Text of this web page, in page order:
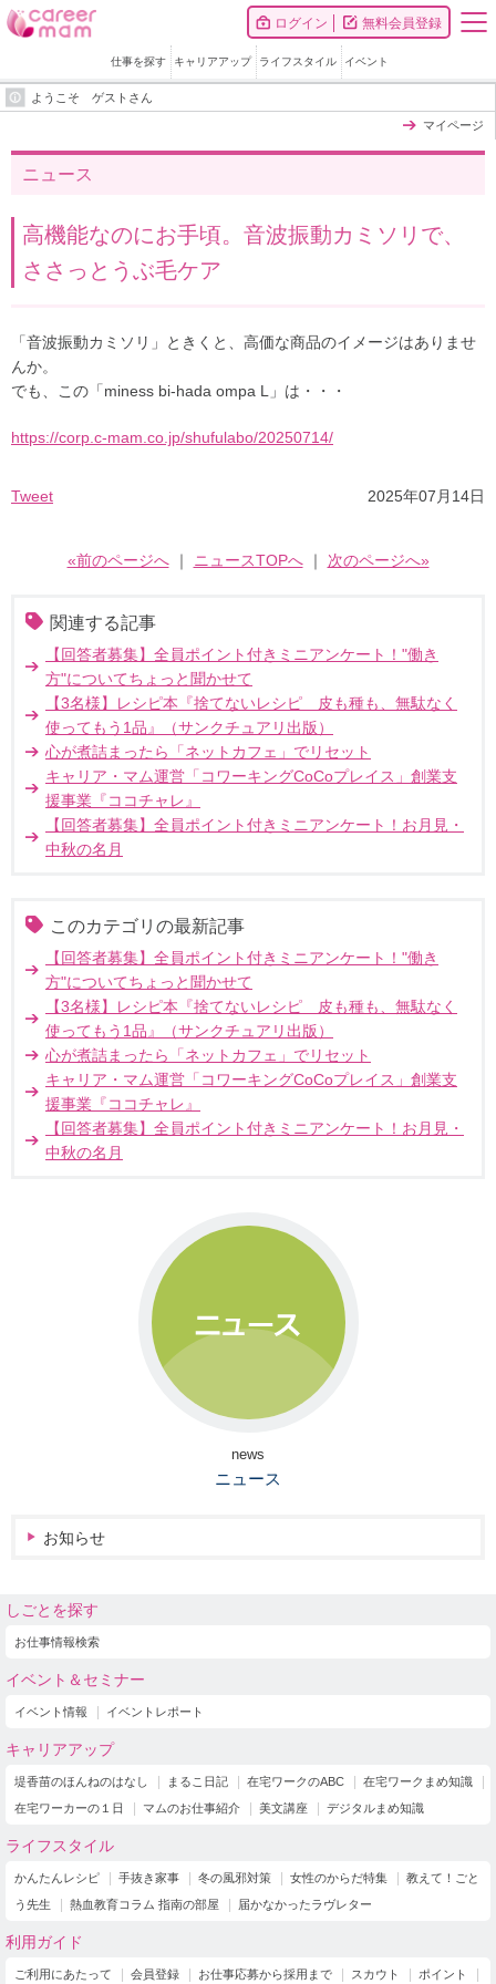
ログイン 無料会員登録
仕事を探す キャリアアップ ライフスタイル イベント
ようこそ ゲストさん
マイページ
ニュース
高機能なのにお手頃。音波振動カミソリで、
ささっとうぶ毛ケア
「音波振動カミソリ」ときくと、高価な商品のイメージはありませ
んか。
でも、この「miness bi-hada ompa L」は・・・
https://corp.c-mam.co.jp/shufulabo/20250714/
Tweet 2025年07月14日
«前のページへ｜ ニュースTOPへ｜ 次のページへ»
関連する記事
【回答者募集】全員ポイント付きミニアンケート！"働き
方"についてちょっと聞かせて
【3名様】レシピ本『捨てないレシピ 皮も種も、無駄なく
使ってもう1品』（サンクチュアリ出版）
心が煮詰まったら「ネットカフェ」でリセット
キャリア・マム運営「コワーキングCoCoプレイス」創業支
援事業『ココチャレ』
【回答者募集】全員ポイント付きミニアンケート！お月見・
中秋の名月
このカテゴリの最新記事
【回答者募集】全員ポイント付きミニアンケート！"働き
方"についてちょっと聞かせて
【3名様】レシピ本『捨てないレシピ 皮も種も、無駄なく
使ってもう1品』（サンクチュアリ出版）
心が煮詰まったら「ネットカフェ」でリセット
キャリア・マム運営「コワーキングCoCoプレイス」創業支
援事業『ココチャレ』
【回答者募集】全員ポイント付きミニアンケート！お月見・
中秋の名月
news
ニュース
お知らせ
しごとを探す
お仕事情報検索
イベント＆セミナー
イベント情報 イベントレポート
キャリアアップ
堤香苗のほんねのはなし まるこ日記 在宅ワークのABC
在宅ワークまめ知識
在宅ワーカーの１日
マムのお仕事紹介 美文講座 デジタルまめ知識
ライフスタイル
かんたんレシピ 手抜き家事 冬の風邪対策 女性のからだ特集
教えて！ごと
う先生
熱血教育コラム 指南の部屋 届かなかったラヴレター
利用ガイド
ご利用にあたって 会員登録 お仕事応募から採用まで スカウト ポイント